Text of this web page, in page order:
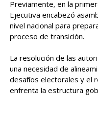
Previamente, en la
Ejecutiva encabezó
nivel nacional para
proceso de transición.
La resolución de las
una necesidad de
desafíos electorales y el
enfrenta la estructura